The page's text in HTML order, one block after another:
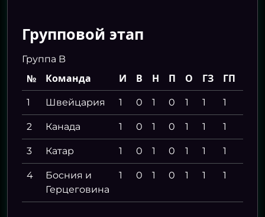
Групповой этап
Группа B
№ Команда И В Н П О ГЗ ГП
1 Швейцария 1 0 1 0 1 1 1
2 Канада 1 0 1 0 1 1 1
3 Катар 1 0 1 0 1 1 1
4
Босния и
Герцеговина
1 0 1 0 1 1 1